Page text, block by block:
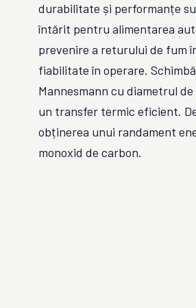
durabilitate și performanțe
întărit pentru alimentarea
prevenire a returului de fum
fiabilitate în operare.
Mannesmann cu diametrul
un transfer termic eficient.
obținerea unui randament
monoxid de carbon.